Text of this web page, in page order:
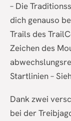
– Die
dich genauso
Trails des
Zeichen des
Startlinien –
Dank zwei
bei der